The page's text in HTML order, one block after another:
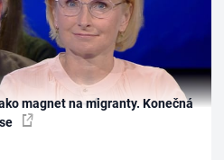
magnet na migranty. Konečná